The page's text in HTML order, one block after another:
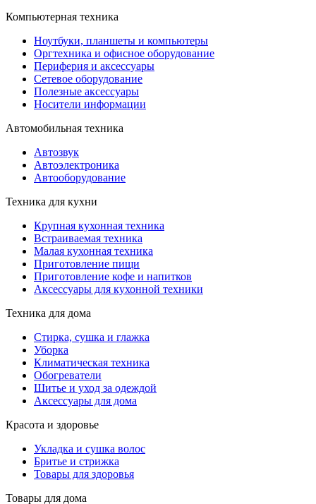
Компьютерная техника
Ноутбуки, планшеты и компьютеры
Оргтехника и офисное оборудование
Периферия и аксессуары
Cетевое оборудование
Полезные аксессуары
Носители информации
Автомобильная техника
Автозвук
Автоэлектроника
Автооборудование
Техника для кухни
Крупная кухонная техника
Встраиваемая техника
Малая кухонная техника
Приготовление пищи
Приготовление кофе и напитков
Аксессуары для кухонной техники
Техника для дома
Стирка, сушка и глажка
Уборка
Климатическая техника
Обогреватели
Шитье и уход за одеждой
Аксессуары для дома
Красота и здоровье
Укладка и сушка волос
Бритье и стрижка
Товары для здоровья
Товары для дома